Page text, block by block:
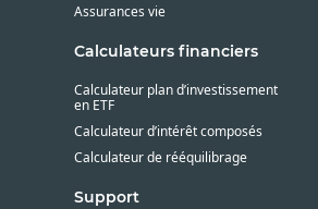
Assurances vie
Calculateurs financiers
Calculateur plan d’investissement
en ETF
Calculateur d’intérêt composés
Calculateur de rééquilibrage
Support